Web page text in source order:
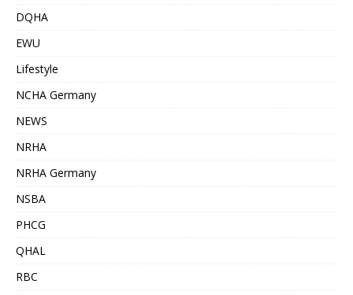
DQHA
EWU
Lifestyle
NCHA Germany
NEWS
NRHA
NRHA Germany
NSBA
PHCG
QHAL
RBC